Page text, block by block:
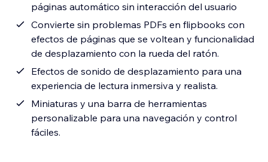
páginas automático sin interacción del usuario
Convierte sin problemas PDFs en flipbooks con
efectos de páginas que se voltean y funcionalidad
de desplazamiento con la rueda del ratón.
Efectos de sonido de desplazamiento para una
experiencia de lectura inmersiva y realista.
Miniaturas y una barra de herramientas
personalizable para una navegación y control
fáciles.